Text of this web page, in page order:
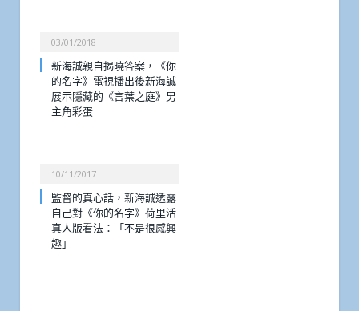
03/01/2018
新海誠親自揭曉答案，《你
的名字》電視播出後新海誠
展示隱藏的《言葉之庭》男
主角彩蛋
10/11/2017
監督的真心話，新海誠透露
自己對《你的名字》荷里活
真人版看法：「不是很感興
趣」